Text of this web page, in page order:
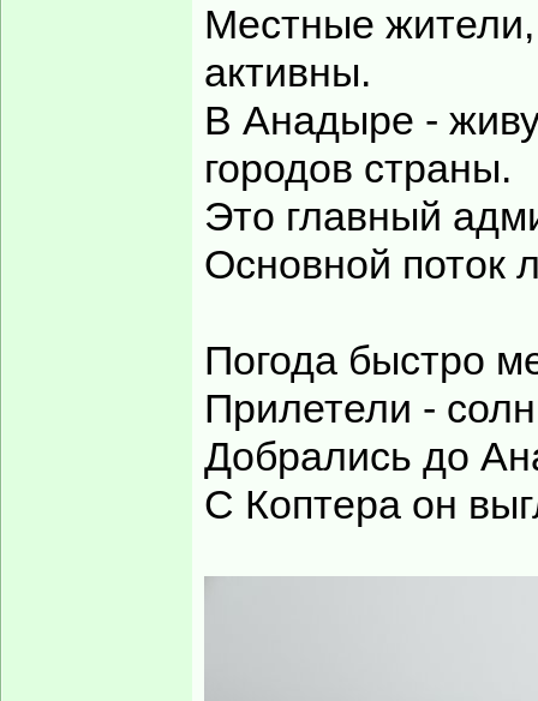
Местные жители,
активны.
В Анадыре -
городов страны.
Это главный
Основной поток
Погода быстро
Прилетели -
Добрались до
С Коптера он